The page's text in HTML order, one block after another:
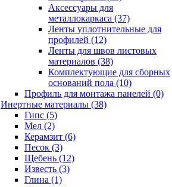
Аксессуары для
металлокаркаса (37)
Ленты уплотнительные для
профилей (12)
Ленты для швов листовых
материалов (38)
Комплектующие для сборных
оснований пола (10)
Профиль для монтажа панелей (0)
Инертные материалы (38)
Гипс (5)
Мел (2)
Керамзит (6)
Песок (3)
Щебень (12)
Известь (3)
Глина (1)